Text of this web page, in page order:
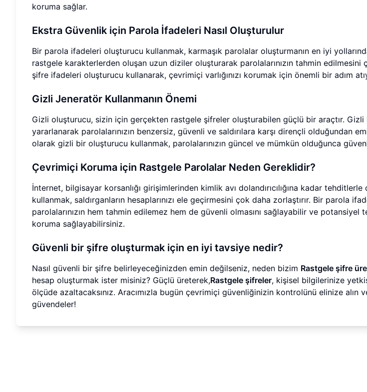
koruma sağlar.
Ekstra Güvenlik için Parola İfadeleri Nasıl Oluşturulur
Bir parola ifadeleri oluşturucu kullanmak, karmaşık parolalar oluşturmanın en iyi
rastgele karakterlerden oluşan uzun diziler oluşturarak parolalarınızın tahmin
şifre ifadeleri oluşturucu kullanarak, çevrimiçi varlığınızı korumak için önemli bir adım
Gizli Jeneratör Kullanmanın Önemi
Gizli oluşturucu, sizin için gerçekten rastgele şifreler oluşturabilen güçlü bir araçtır.
yararlanarak parolalarınızın benzersiz, güvenli ve saldırılara karşı dirençli olduğundan
olarak gizli bir oluşturucu kullanmak, parolalarınızın güncel ve mümkün olduğunca
Çevrimiçi Koruma için Rastgele Parolalar Neden Gereklidir?
İnternet, bilgisayar korsanlığı girişimlerinden kimlik avı dolandırıcılığına kadar
kullanmak, saldırganların hesaplarınızı ele geçirmesini çok daha zorlaştırır. Bir parola
parolalarınızın hem tahmin edilemez hem de güvenli olmasını sağlayabilir ve potansiyel
koruma sağlayabilirsiniz.
Güvenli bir şifre oluşturmak için en iyi tavsiye nedir?
Nasıl güvenli bir şifre belirleyeceğinizden emin değilseniz, neden bizim Rastgele şifre
hesap oluşturmak ister misiniz? Güçlü üreterek,Rastgele şifreler, kişisel bilgilerinize
ölçüde azaltacaksınız. Aracımızla bugün çevrimiçi güvenliğinizin kontrolünü elinize alın
güvendeler!